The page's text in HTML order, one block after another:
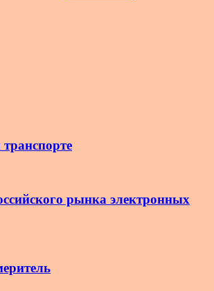
рынка электронных